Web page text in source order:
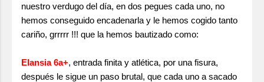
nuestro verdugo del día, en dos pegues cada uno, no
hemos conseguido encadenarla y le hemos cogido tanto
cariño, grrrrr !!! que la hemos bautizado como:
Elansia 6a+, entrada finita y atlética, por una fisura,
después le sigue un paso brutal, que cada uno a sacado